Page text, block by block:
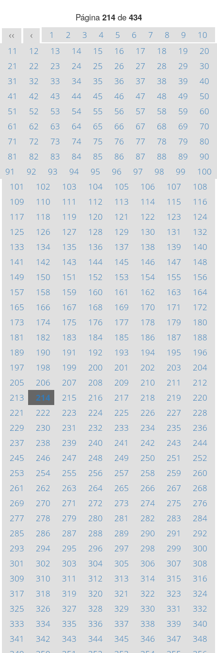
Página 214de 434
<< < 1 2 3 4 5 6 7 8 9
10
11
12 13 14 15 16 17 18 19
20
21
22 23 24 25 26 27 28 29
30
31
32 33 34 35 36 37 38 39
40
41
42 43 44 45 46 47 48 49
50
51
52 53 54 55 56 57 58 59
60
61
62 63 64 65 66 67 68 69
70
71
72 73 74 75 76 77 78 79
80
81
82 83 84 85 86 87 88 89
90
91
92 93 94 95 96 97 98 99
100
101
102 103 104 105 106 107
108
109
110 111 112 113 114 115
116
117
118 119 120 121 122 123
124
125
126 127 128 129 130 131
132
133
134 135 136 137 138 139
140
141
142 143 144 145 146 147
148
149
150 151 152 153 154 155
156
157
158 159 160 161 162 163
164
165
166 167 168 169 170 171
172
173
174 175 176 177 178 179
180
181
182 183 184 185 186 187
188
189
190 191 192 193 194 195
196
197
198 199 200 201 202 203
204
205
206 207 208 209 210 211
212
213
214 215 216 217 218 219
220
221
222 223 224 225 226 227
228
229
230 231 232 233 234 235
236
237
238 239 240 241 242 243
244
245
246 247 248 249 250 251
252
253
254 255 256 257 258 259
260
261
262 263 264 265 266 267
268
269
270 271 272 273 274 275
276
277
278 279 280 281 282 283
284
285
286 287 288 289 290 291
292
293
294 295 296 297 298 299
300
301
302 303 304 305 306 307
308
309
310 311 312 313 314 315
316
317
318 319 320 321 322 323
324
325
326 327 328 329 330 331
332
333
334 335 336 337 338 339
340
341
342 343 344 345 346 347
348